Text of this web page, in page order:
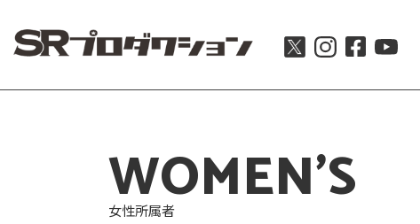
WOMEN'S
女性所属者